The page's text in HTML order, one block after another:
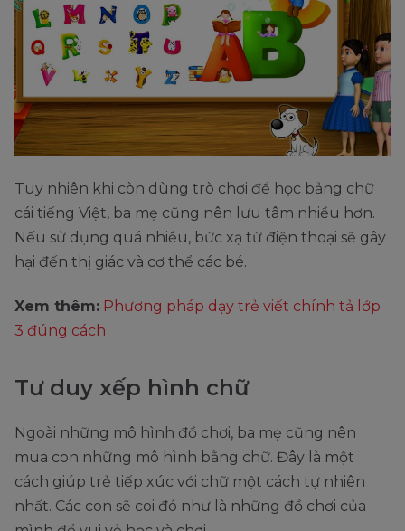
Tuy nhiên khi còn dùng trò chơi để học bảng chữ
cái tiếng Việt, ba mẹ cũng nên lưu tâm nhiều hơn.
Nếu sử dụng quá nhiều, bức xạ từ điện thoại sẽ gây
hại đến thị giác và cơ thể các bé.
Xem thêm: Phương pháp dạy trẻ viết chính tả lớp
3 đúng cách
Tư duy xếp hình chữ
Ngoài những mô hình đồ chơi, ba mẹ cũng nên
mua con những mô hình bằng chữ. Đây là một
cách giúp trẻ tiếp xúc với chữ một cách tự nhiên
nhất. Các con sẽ coi đó như là những đồ chơi của